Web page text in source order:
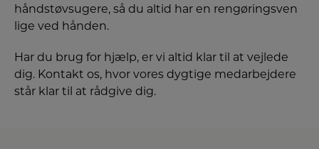
håndstøvsugere, så du altid har en rengøringsven
lige ved hånden.
Har du brug for hjælp, er vi altid klar til at vejlede
dig. Kontakt os, hvor vores dygtige medarbejdere
står klar til at rådgive dig.